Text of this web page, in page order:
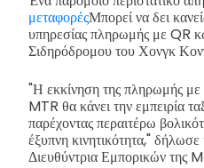
μεταφορέςΜπορεί να δει
υπηρεσίας πληρωμής με QR
Σιδηρόδρομου του Χονγκ
"Η εκκίνηση της πληρωμής με
MTR θα κάνει την εμπειρία
παρέχοντας περαιτέρω
έξυπνη κινητικότητα,"
Διευθύντρια Εμπορικών